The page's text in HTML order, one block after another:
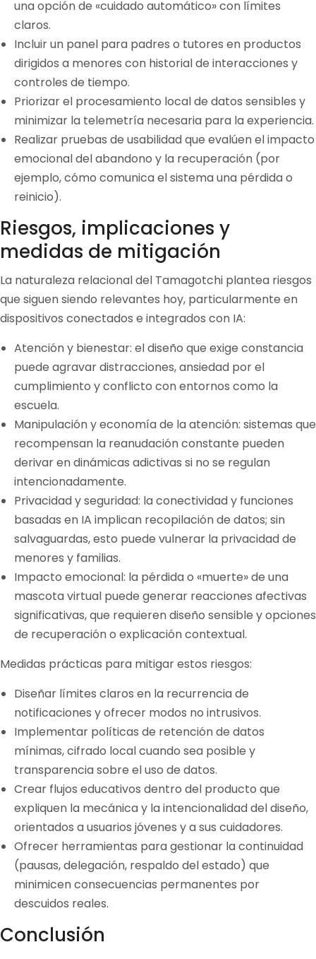
una opción de «cuidado automático» con límites
claros.
Incluir un panel para padres o tutores en productos
dirigidos a menores con historial de interacciones y
controles de tiempo.
Priorizar el procesamiento local de datos sensibles y
minimizar la telemetría necesaria para la experiencia.
Realizar pruebas de usabilidad que evalúen el impacto
emocional del abandono y la recuperación (por
ejemplo, cómo comunica el sistema una pérdida o
reinicio).
Riesgos, implicaciones y
medidas de mitigación
La naturaleza relacional del Tamagotchi plantea riesgos
que siguen siendo relevantes hoy, particularmente en
dispositivos conectados e integrados con IA:
Atención y bienestar: el diseño que exige constancia
puede agravar distracciones, ansiedad por el
cumplimiento y conflicto con entornos como la
escuela.
Manipulación y economía de la atención: sistemas que
recompensan la reanudación constante pueden
derivar en dinámicas adictivas si no se regulan
intencionadamente.
Privacidad y seguridad: la conectividad y funciones
basadas en IA implican recopilación de datos; sin
salvaguardas, esto puede vulnerar la privacidad de
menores y familias.
Impacto emocional: la pérdida o «muerte» de una
mascota virtual puede generar reacciones afectivas
significativas, que requieren diseño sensible y opciones
de recuperación o explicación contextual.
Medidas prácticas para mitigar estos riesgos:
Diseñar límites claros en la recurrencia de
notificaciones y ofrecer modos no intrusivos.
Implementar políticas de retención de datos
mínimas, cifrado local cuando sea posible y
transparencia sobre el uso de datos.
Crear flujos educativos dentro del producto que
expliquen la mecánica y la intencionalidad del diseño,
orientados a usuarios jóvenes y a sus cuidadores.
Ofrecer herramientas para gestionar la continuidad
(pausas, delegación, respaldo del estado) que
minimicen consecuencias permanentes por
descuidos reales.
Conclusión